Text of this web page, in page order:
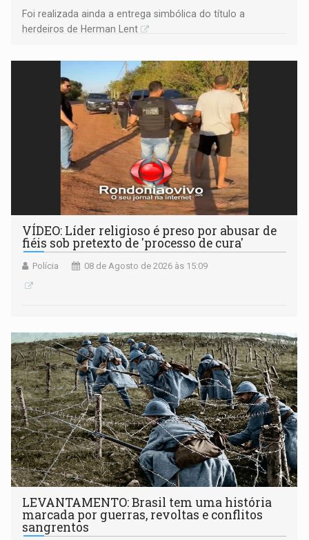
Foi realizada ainda a entrega simbólica do título a
herdeiros de Herman Lent
VÍDEO: Líder religioso é preso por abusar de
fiéis sob pretexto de 'processo de cura'
Polícia 08 de Agosto de 2026 às 15:09
LEVANTAMENTO: Brasil tem uma história
marcada por guerras, revoltas e conflitos
sangrentos